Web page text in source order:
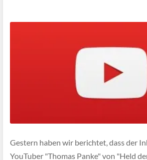
Gestern haben wir berichtet, dass der
YouTuber "Thomas Panke" von "Held